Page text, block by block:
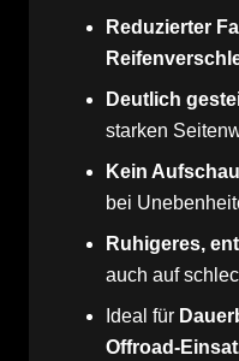
Reduzierter
Deutlich
starken
Kein
bei
Ruhigeres,
auch auf
Ideal für
Offroad-